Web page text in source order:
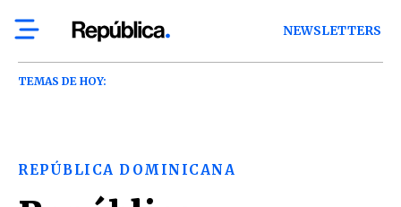
NEWSLETTERS
TEMAS DE HOY:
REPÚBLICA DOMINICANA